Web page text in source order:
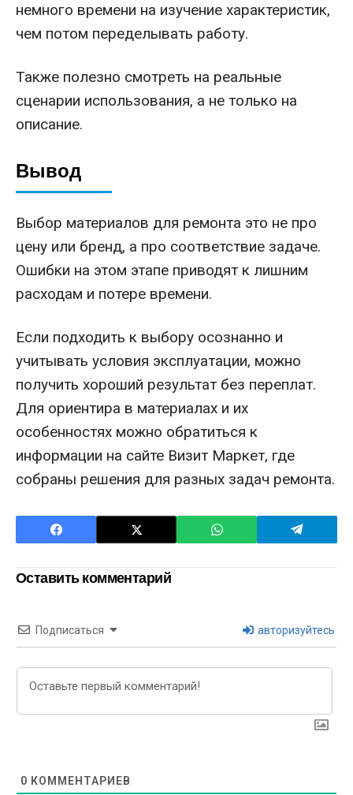
немного времени на изучение характеристик,
чем потом переделывать работу.
Также полезно смотреть на реальные
сценарии использования, а не только на
описание.
Вывод
Выбор материалов для ремонта это не про
цену или бренд, а про соответствие задаче.
Ошибки на этом этапе приводят к лишним
расходам и потере времени.
Если подходить к выбору осознанно и
учитывать условия эксплуатации, можно
получить хороший результат без переплат.
Для ориентира в материалах и их
особенностях можно обратиться к
информации на сайте Визит Маркет, где
собраны решения для разных задач ремонта.
Оставить комментарий
Подписаться авторизуйтесь
0 КОММЕНТАРИЕВ